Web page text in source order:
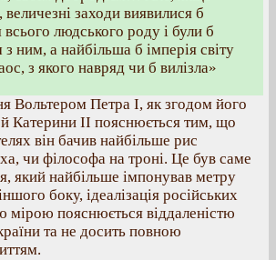
заходи виявилися б
людського роду і були б
ним, а найбільша б імперія світу
з якого навряд чи б вилізла»
Вольтером Петра І, як згодом його
Катерини ІІ пояснюється тим, що
він бачив найбільше рис
чи філософа на троні. Це був саме
який найбільше імпонував метру
боку, ідеалізація російських
мірою пояснюється віддаленістю
та не досить повною